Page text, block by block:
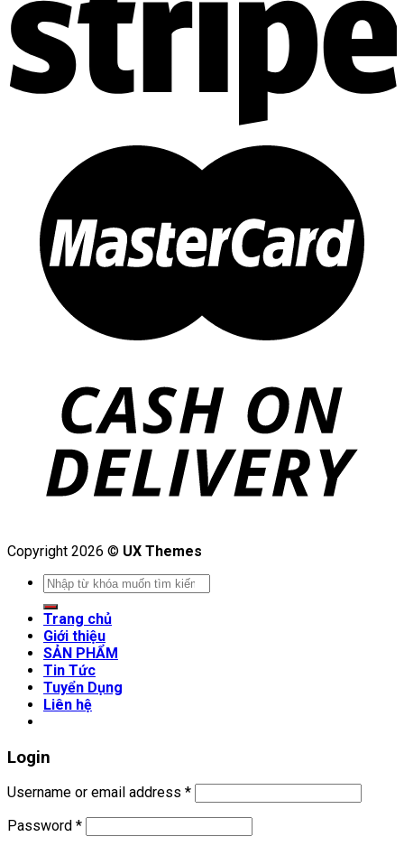
Copyright 2026 © UX Themes
Search
for:
Trang chủ
Giới thiệu
SẢN PHẨM
Tin Tức
Tuyển Dụng
Liên hệ
Login
Username or email address *
Password *